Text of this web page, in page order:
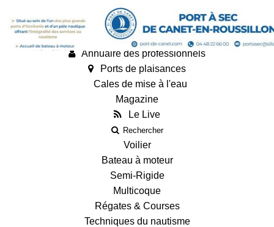
Annonces
Guides
Fiches techniques des bateaux
Annuaire des professionnels
Ports de plaisances
Cales de mise à l'eau
Magazine
Le Live
Rechercher
Voilier
Bateau à moteur
Semi-Rigide
Multicoque
Régates & Courses
Techniques du nautisme